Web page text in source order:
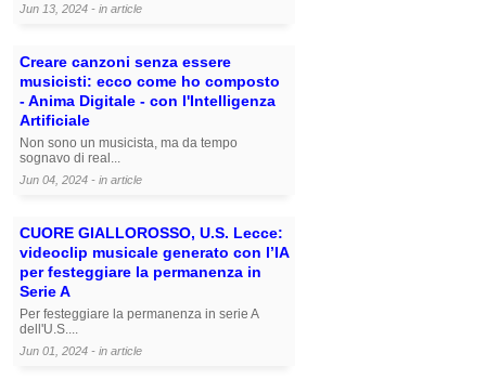
Jun 13, 2024 - in article
Creare canzoni senza essere
musicisti: ecco come ho composto
- Anima Digitale - con l'Intelligenza
Artificiale
Non sono un musicista, ma da tempo
sognavo di real...
Jun 04, 2024 - in article
CUORE GIALLOROSSO, U.S. Lecce:
videoclip musicale generato con l’IA
per festeggiare la permanenza in
Serie A
Per festeggiare la permanenza in serie A
dell'U.S....
Jun 01, 2024 - in article